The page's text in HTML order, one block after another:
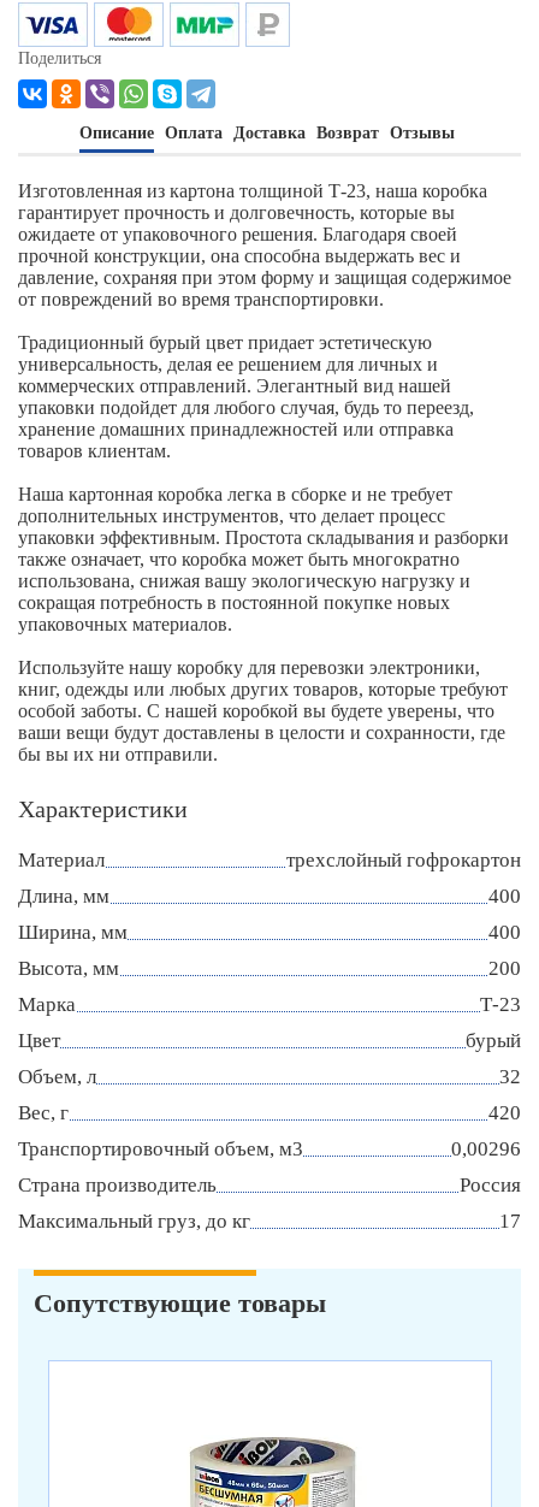
Поделиться
Описание Оплата Доставка Возврат Отзывы
Изготовленная из картона толщиной Т-23, наша коробка
гарантирует прочность и долговечность, которые вы
ожидаете от упаковочного решения. Благодаря своей
прочной конструкции, она способна выдержать вес и
давление, сохраняя при этом форму и защищая содержимое
от повреждений во время транспортировки.
Традиционный бурый цвет придает эстетическую
универсальность, делая ее решением для личных и
коммерческих отправлений. Элегантный вид нашей
упаковки подойдет для любого случая, будь то переезд,
хранение домашних принадлежностей или отправка
товаров клиентам.
Наша картонная коробка легка в сборке и не требует
дополнительных инструментов, что делает процесс
упаковки эффективным. Простота складывания и разборки
также означает, что коробка может быть многократно
использована, снижая вашу экологическую нагрузку и
сокращая потребность в постоянной покупке новых
упаковочных материалов.
Используйте нашу коробку для перевозки электроники,
книг, одежды или любых других товаров, которые требуют
особой заботы. С нашей коробкой вы будете уверены, что
ваши вещи будут доставлены в целости и сохранности, где
бы вы их ни отправили.
Характеристики
Материал
трехслойный гофрокартон
Длина, мм
400
Ширина, мм
400
Высота, мм
200
Марка
Т-23
Цвет
бурый
Объем, л
32
Вес, г
420
Транспортировочный объем, м3
0,00296
Страна производитель
Россия
Максимальный груз, до кг
17
Сопутствующие товары